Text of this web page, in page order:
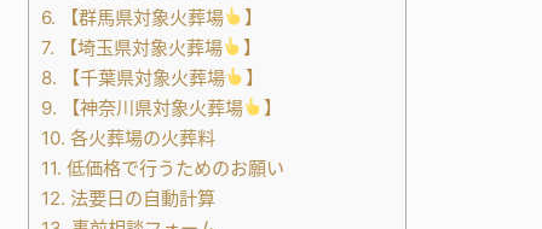
6. 【群馬県対象火葬場
】
7. 【埼玉県対象火葬場
】
8. 【千葉県対象火葬場
】
9. 【神奈川県対象火葬場
】
10. 各火葬場の火葬料
11. 低価格で行うためのお願い
12. 法要日の自動計算